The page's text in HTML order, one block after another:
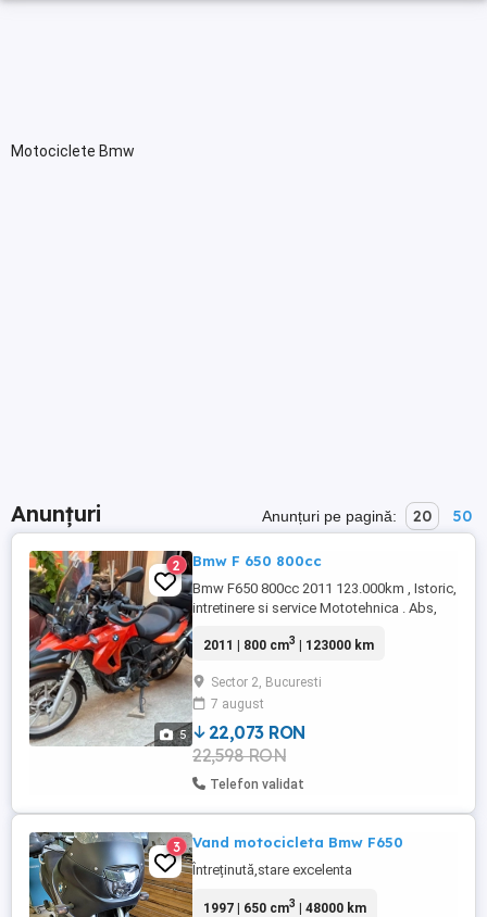
Motociclete Bmw
Anunțuri Anunțuri pe pagină: 20 50
5
2 Bmw F 650 800cc
Bmw F650 800cc 2011 123.000km , Istoric,
intretinere si service Mototehnica . Abs,
Givi , far LED nou, parbriz mare , are 2 sei ,
protectii motor , proiectoare , voltmetru
incorporat , etc.Pretul este NEGOCIABIL !!!
fata ...
2011 | 800 cm3 | 123000 km
Sector 2, Bucuresti
7 august
22,073 RON
22,598 RON
Telefon validat
3 Vand motocicleta Bmw F650
Întreținută,stare excelenta
1997 | 650 cm3 | 48000 km